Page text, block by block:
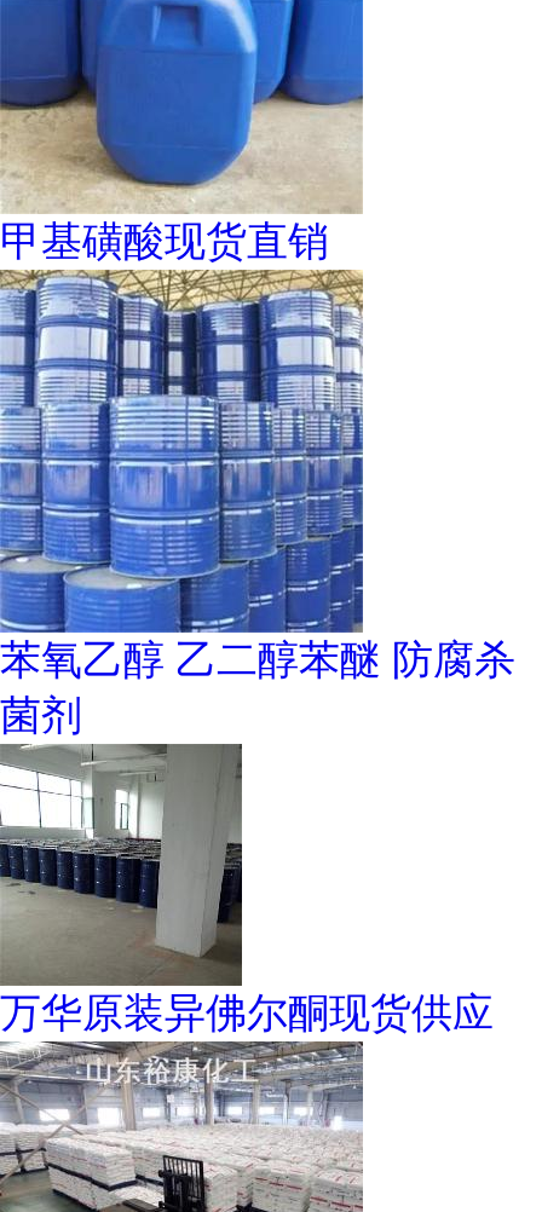
甲基磺酸现货直销
苯氧乙醇 乙二醇苯醚 防腐杀
菌剂
万华原装异佛尔酮现货供应